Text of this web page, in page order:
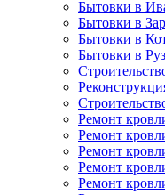
Бытовки в
Бытовки в
Бытовки в
Бытовки в
Ремонт
Ремонт
Ремонт
Ремонт
Ремонт